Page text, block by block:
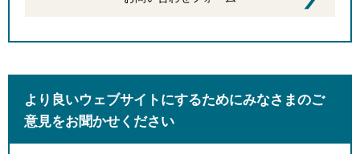
より良いウェブサイトにするためにみなさまのご
意見をお聞かせください